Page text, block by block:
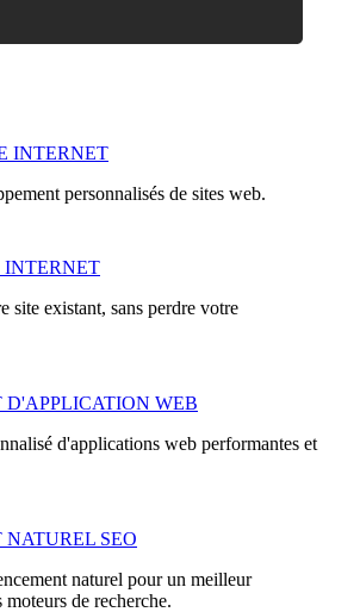
INTERNET
personnalisés de sites web.
INTERNET
site existant, sans perdre votre
D'APPLICATION WEB
d'applications web performantes et
NATUREL SEO
naturel pour un meilleur
de recherche.